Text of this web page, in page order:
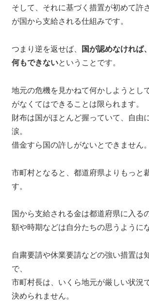
そして、それに基づく措置が初めて許
が国から支給される仕組みです。
つまり逆を返せば、
国が認めなければ
何もできないということです。
地元の危機を見かねて何かしようとし
がなくてはできることは限られます。
財布は国がほとんど握っていて、自由
涙。
借金すら国の許しがないとできません。
市町村となると、都道府県よりもっと
す。
国から支給される金は都道府県に入る
額や時期などは自分たちの思うように
自粛要請や休業要請などの強い措置は
で、
市町村長は、いくら地元が厳しい状況
決められません。